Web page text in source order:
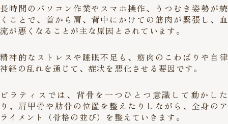
長時間のパソコン作業やスマホ操作、うつむき姿勢が続
くことで、首から肩、背中にかけての筋肉が緊張し、血
流が悪くなることが主な原因とされています。
精神的なストレスや睡眠不足も、筋肉のこわばりや自律
神経の乱れを通じて、症状を悪化させる要因です。
ピラティスでは、背骨を一つひとつ意識して動かした
り、肩甲骨や肋骨の位置を整えたりしながら、全身のア
ライメント（骨格の並び）を整えていきます。